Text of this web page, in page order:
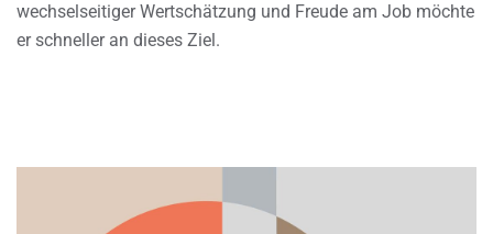
wechselseitiger Wertschätzung und Freude am Job möchte
er schneller an dieses Ziel.